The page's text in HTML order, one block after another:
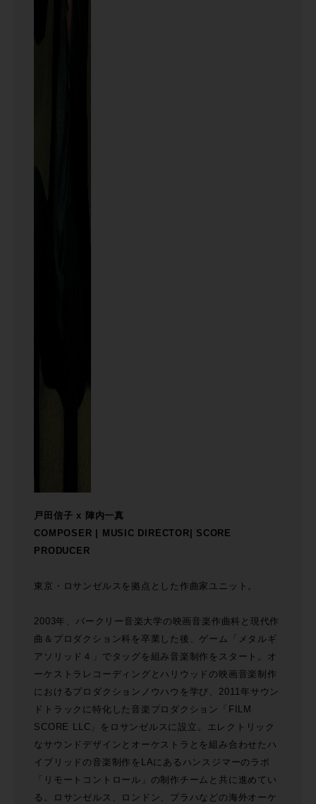
戸田信子 x 陣内一真
COMPOSER | MUSIC DIRECTOR| SCORE
PRODUCER
東京・ロサンゼルスを拠点とした作曲家ユニット。
2003年、バークリー音楽大学の映画音楽作曲科と現代作
曲＆プロダクション科を卒業した後、ゲーム「メタルギ
アソリッド４」でタッグを組み音楽制作をスタート。オ
ーケストラレコーディングとハリウッドの映画音楽制作
におけるプロダクションノウハウを学び、2011年サウン
ドトラックに特化した音楽プロダクション「FILM
SCORE LLC」をロサンゼルスに設立。エレクトリック
なサウンドデザインとオーケストラとを組み合わせたハ
イブリッドの音楽制作をLAにあるハンスジマーのラボ
「リモートコントロール」の制作チームと共に進めてい
る。ロサンゼルス、ロンドン、プラハなどの海外オーケ